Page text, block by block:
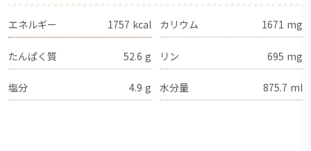
エネルギー 1757 kcal カリウム 1671 mg
たんぱく質 52.6 g リン 695 mg
塩分 4.9 g 水分量 875.7 ml